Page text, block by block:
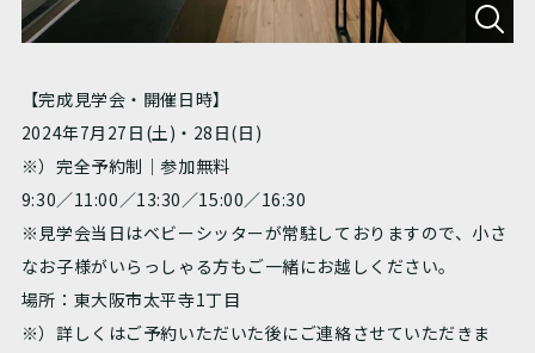
【完成見学会・開催日時】
2024年7月27日(土)・28日(日)
※）完全予約制｜参加無料
9:30／11:00／13:30／15:00／16:30
※見学会当日はベビーシッターが常駐しておりますので、小さ
なお子様がいらっしゃる方もご一緒にお越しください。
場所：東大阪市太平寺1丁目
※）詳しくはご予約いただいた後にご連絡させていただきま